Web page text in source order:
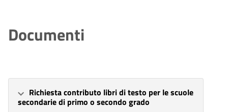
Documenti
Richiesta contributo libri di testo per le scuole
secondarie di primo o secondo grado